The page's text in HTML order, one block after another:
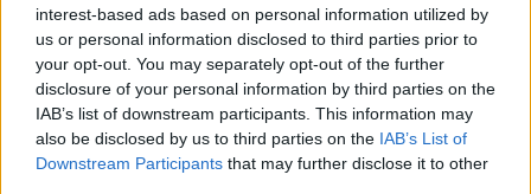
interest-based ads based on personal information utilized by
us or personal information disclosed to third parties prior to
your opt-out. You may separately opt-out of the further
disclosure of your personal information by third parties on the
IAB’s list of downstream participants. This information may
also be disclosed by us to third parties on the IAB’s List of
Downstream Participants that may further disclose it to other